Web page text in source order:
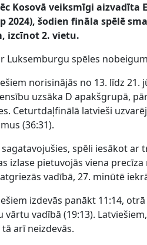
Kosovā veiksmīgi aizvadīta
2024), šodien fināla spēlē
izcīnot 2. vietu.
spēles
norisinājās no 13. līdz 21.
uzsāka D apakšgrupā,
Ceturtdaļfinālā latvieši
(36:31).
spēli iesākot ar
izlase pietuvojās viena
vadībā, 27. minūtē
izdevās panākt 11:14,
vārtu vadībā (19:13).
arī neizdevās.